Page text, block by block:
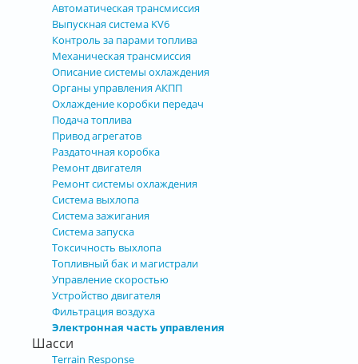
Автоматическая трансмиссия
Выпускная система KV6
Контроль за парами топлива
Механическая трансмиссия
Описание системы охлаждения
Органы управления АКПП
Охлаждение коробки передач
Подача топлива
Привод агрегатов
Раздаточная коробка
Ремонт двигателя
Ремонт системы охлаждения
Система выхлопа
Система зажигания
Система запуска
Токсичность выхлопа
Топливный бак и магистрали
Управление скоростью
Устройство двигателя
Фильтрация воздуха
Электронная часть управления
Шасси
Terrain Response